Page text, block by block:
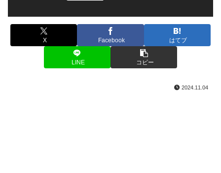
X Facebook はてブ
LINE コピー
2024.11.04